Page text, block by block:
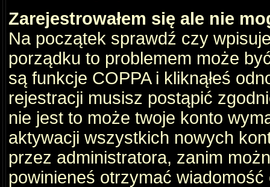
Zarejestrowałem się ale nie
Na początek sprawdź czy
porządku to problemem może
są funkcje COPPA i kliknąłeś
rejestracji musisz postąpić
nie jest to może twoje konto
aktywacji wszystkich nowych
przez administratora, zanim
powinieneś otrzymać